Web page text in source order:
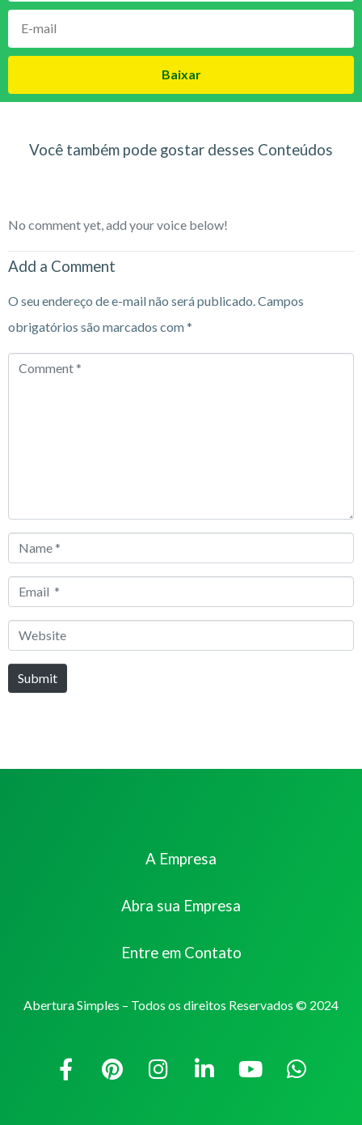
Baixar
Você também pode gostar desses Conteúdos
No comment yet, add your voice below!
Add a Comment
O seu endereço de e-mail não será publicado. Campos
obrigatórios são marcados com*
Comment
Name
Email
Website
Submit
A Empresa
Abra sua Empresa
Entre em Contato
Abertura Simples – Todos os direitos Reservados © 2024